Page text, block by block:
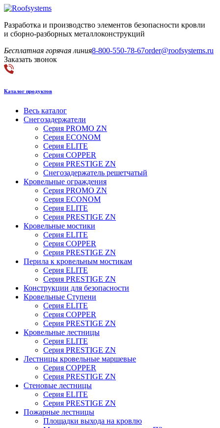
Разработка и производство элементов безопасности кровли
и сборно-разборных металлоконструкций
Бесплатная горячая линия8-800-550-78-67order@roofsystems.ru
Заказать звонок
Каталог продуктов
Весь каталог
Снегозадержатели
Серия PROMO ZN
Серия ECONOM
Серия ELITE
Серия COPPER
Серия PRESTIGE ZN
Снегозадержатель решетчатый
Кровельные ограждения
Серия PROMO ZN
Серия ECONOM
Серия ELITE
Серия PRESTIGE ZN
Кровельные мостики
Серия ELITE
Серия COPPER
Серия PRESTIGE ZN
Перила к кровельным мостикам
Серия ELITE
Серия PRESTIGE ZN
Конструкции для безопасности
Кровельные Ступени
Серия ELITE
Серия COPPER
Серия PRESTIGE ZN
Кровельные лестницы
Серия ELITE
Серия PRESTIGE ZN
Лестницы кровельные маршевые
Серия COPPER
Серия PRESTIGE ZN
Стеновые лестницы
Серия ELITE
Серия PRESTIGE ZN
Пожарные лестницы
Площадки выхода на кровлю